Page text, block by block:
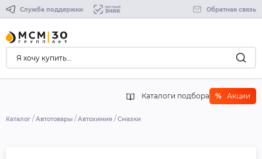
Служба поддержки Обратная связь
Каталоги подбора % Акции
Каталог Автотовары Автохимия Смазки